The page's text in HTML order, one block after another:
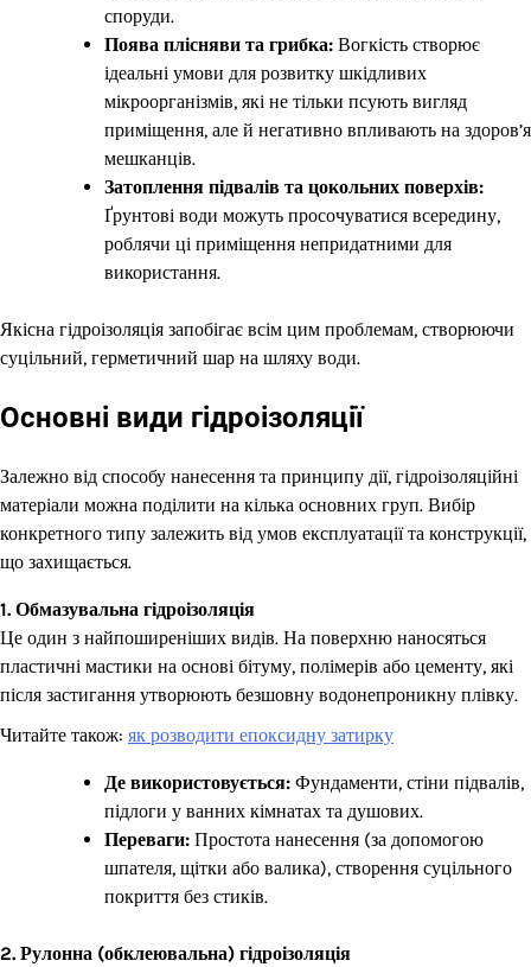
споруди.
Поява плісняви та грибка: Вогкість створює
ідеальні умови для розвитку шкідливих
мікроорганізмів, які не тільки псують вигляд
приміщення, але й негативно впливають на здоров’я
мешканців.
Затоплення підвалів та цокольних поверхів:
Ґрунтові води можуть просочуватися всередину,
роблячи ці приміщення непридатними для
використання.
Якісна гідроізоляція запобігає всім цим проблемам, створюючи
суцільний, герметичний шар на шляху води.
Основні види гідроізоляції
Залежно від способу нанесення та принципу дії, гідроізоляційні
матеріали можна поділити на кілька основних груп. Вибір
конкретного типу залежить від умов експлуатації та конструкції,
що захищається.
1. Обмазувальна гідроізоляція
Це один з найпоширеніших видів. На поверхню наносяться
пластичні мастики на основі бітуму, полімерів або цементу, які
після застигання утворюють безшовну водонепроникну плівку.
Читайте також: як розводити епоксидну затирку
Де використовується: Фундаменти, стіни підвалів,
підлоги у ванних кімнатах та душових.
Переваги: Простота нанесення (за допомогою
шпателя, щітки або валика), створення суцільного
покриття без стиків.
2. Рулонна (обклеювальна) гідроізоляція